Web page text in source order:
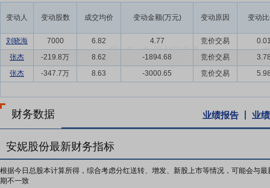
变动人 变动股数 成交均价 变动金额(万元) 变动原因 变动
刘晓海 7000 6.82 4.77 竞价交易
张杰
-219.8万 8.62 -1894.68 竞价交易
张杰
-347.7万 8.63 -3000.65 竞价交易
财务数据 业绩报告 业
安妮股份最新财务指标
根据今日总股本计算所得，综合考虑分红送转、增发、新股上市等情况，可能会与最
期不一致